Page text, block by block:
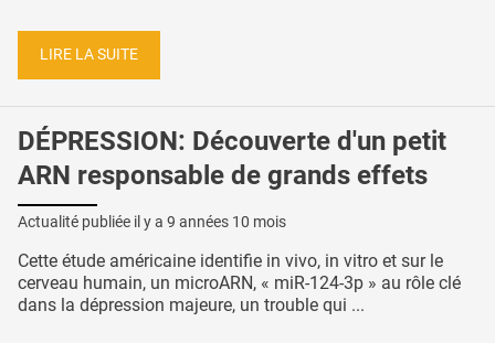
LIRE LA SUITE
DÉPRESSION: Découverte d'un petit
ARN responsable de grands effets
Actualité publiée il y a 9 années 10 mois
Cette étude américaine identifie in vivo, in vitro et sur le
cerveau humain, un microARN, « miR-124-3p » au rôle clé
dans la dépression majeure, un trouble qui ...